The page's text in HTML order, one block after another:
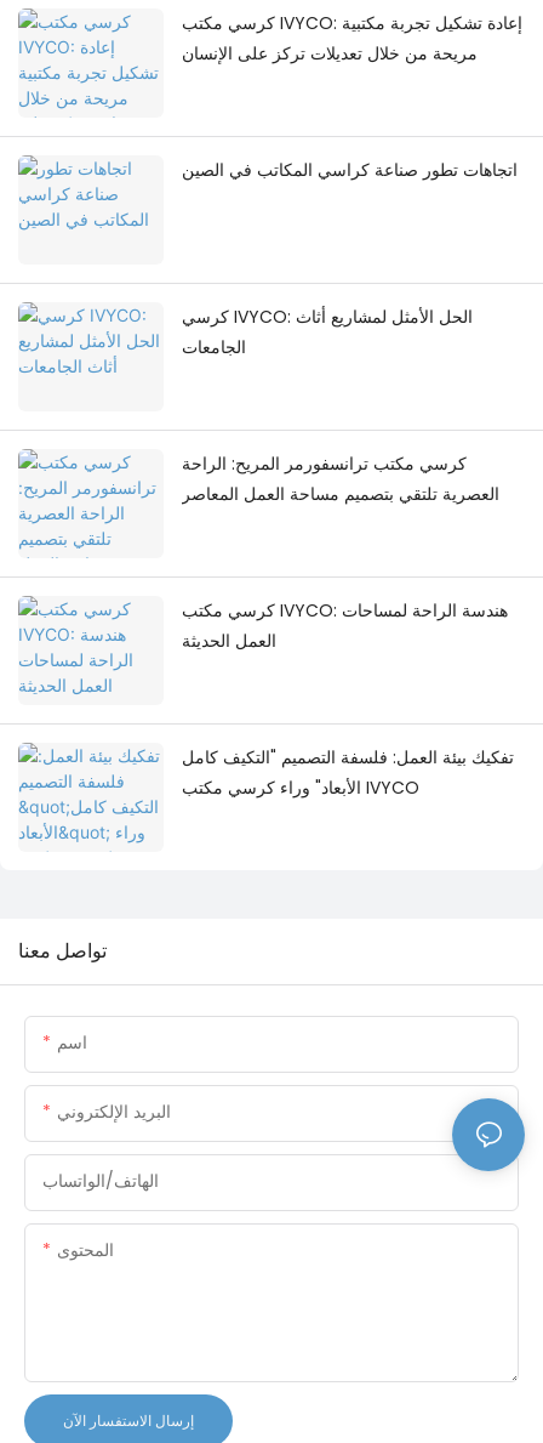
كرسي مكتب IVYCO: إعادة تشكيل تجربة مكتبية
مريحة من خلال تعديلات تركز على الإنسان
اتجاهات تطور صناعة كراسي المكاتب في الصين
كرسي IVYCO: الحل الأمثل لمشاريع أثاث
الجامعات
كرسي مكتب ترانسفورمر المريح: الراحة
العصرية تلتقي بتصميم مساحة العمل المعاصر
كرسي مكتب IVYCO: هندسة الراحة لمساحات
العمل الحديثة
تفكيك بيئة العمل: فلسفة التصميم "التكيف كامل
الأبعاد" وراء كرسي مكتب IVYCO
تواصل معنا
اسم
البريد الإلكتروني
الهاتف/الواتساب
المحتوى
إرسال الاستفسار الآن